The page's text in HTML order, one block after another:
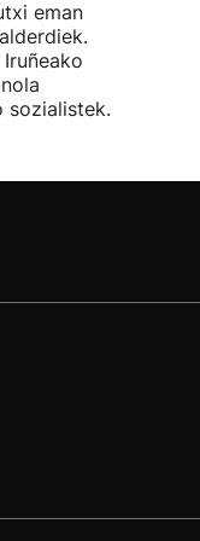
eman
sozialistek.